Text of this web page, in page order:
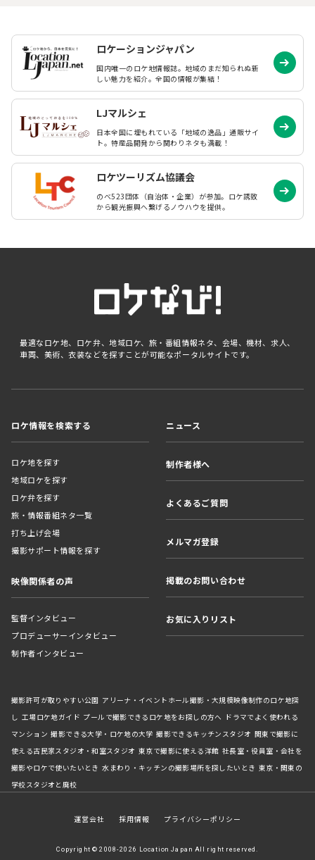
ロケーションジャパン
国内唯一のロケ地情報誌。地域のまだ知られぬ新
しい魅力を紹介。全国の情報が集結！
LJマルシェ
日本全国に埋もれている「地域の逸品」通販サイ
ト。特産品開発から関わりネタも満載！
ロケツーリズム協議会
のべ523団体（自治体・企業）が参加。ロケ誘致
から観光振興へ繋げるノウハウを提供。
最適なロケ地、ロケ弁、地域ロケ、旅・番組情報ネタ、会場、機材、求人、
車両、美術、衣装などを探すことが可能なポータルサイトです。
ロケ情報を検索する
ロケ地を探す
地域ロケを探す
ロケ弁を探す
旅・情報番組ネタ一覧
打ち上げ会場
撮影サポート情報を探す
映像関係者の声
監督インタビュー
プロデューサーインタビュー
制作者インタビュー
ニュース
制作者様へ
よくあるご質問
メルマガ登録
掲載のお問い合わせ
お気に入りリスト
撮影許可が取りやすい公園 アリーナ・イベントホール撮影・大規模映像制作のロケ地探
し 工場ロケ地ガイド プールで撮影できるロケ地をお探しの方へ ドラマでよく使われる
マンション 撮影できる大学・ロケ地の大学 撮影できるキッチンスタジオ 関東で撮影に
使える古民家スタジオ・和室スタジオ 東京で撮影に使える洋館 社長室・役員室・会社を
撮影やロケで使いたいとき 水まわり・キッチンの撮影場所を探したいとき 東京・関東の
学校スタジオと廃校
運営会社 採用情報 プライバシーポリシー
Copyright © 2008-2026 Location Japan All right reserved.